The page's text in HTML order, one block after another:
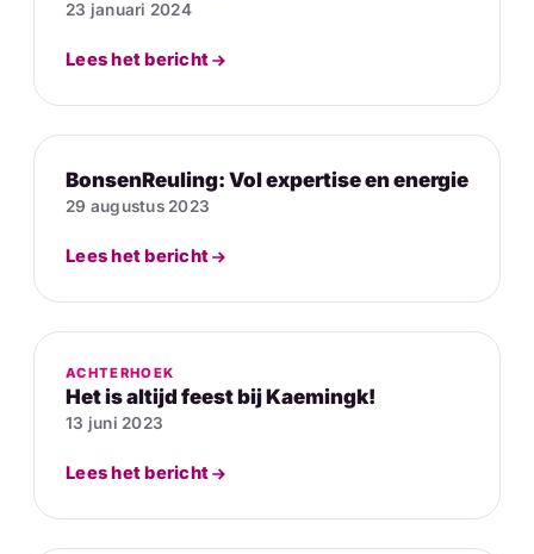
23 januari 2024
Lees het bericht
BonsenReuling: Vol expertise en energie
29 augustus 2023
Lees het bericht
ACHTERHOEK
Het is altijd feest bij Kaemingk!
13 juni 2023
Lees het bericht